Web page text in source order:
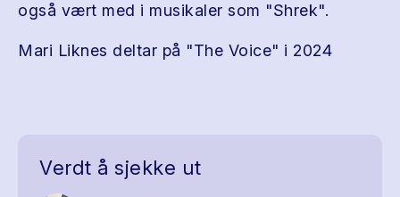
også vært med i musikaler som "Shrek".
Mari Liknes deltar på "The Voice" i 2024
Verdt å sjekke ut